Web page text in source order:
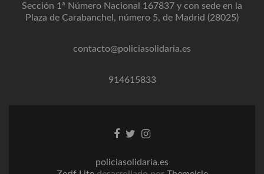
Sección 1ª Número Nacional 167837 y con sede en la
Plaza de Carabanchel, número 5, de Madrid (28025)
contacto@policiasolidaria.es
914615833
Enlace
Facebook
Enlace
Twitter
Enlace
instagram
policiasolidaria.es